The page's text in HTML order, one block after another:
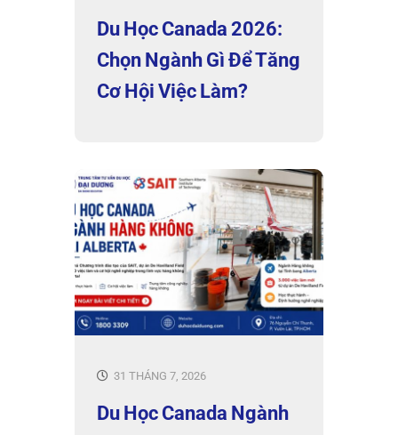
Du Học Canada 2026:
Chọn Ngành Gì Để Tăng
Cơ Hội Việc Làm?
31 THÁNG 7, 2026
Du Học Canada Ngành